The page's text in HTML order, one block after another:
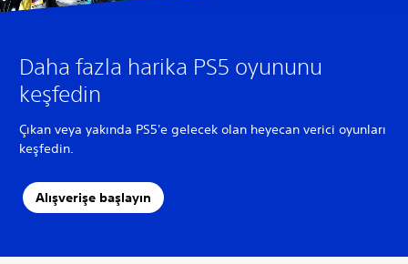
Daha fazla harika PS5 oyununu
keşfedin
Çıkan veya yakında PS5'e gelecek olan heyecan verici oyunları
keşfedin.
Alışverişe başlayın